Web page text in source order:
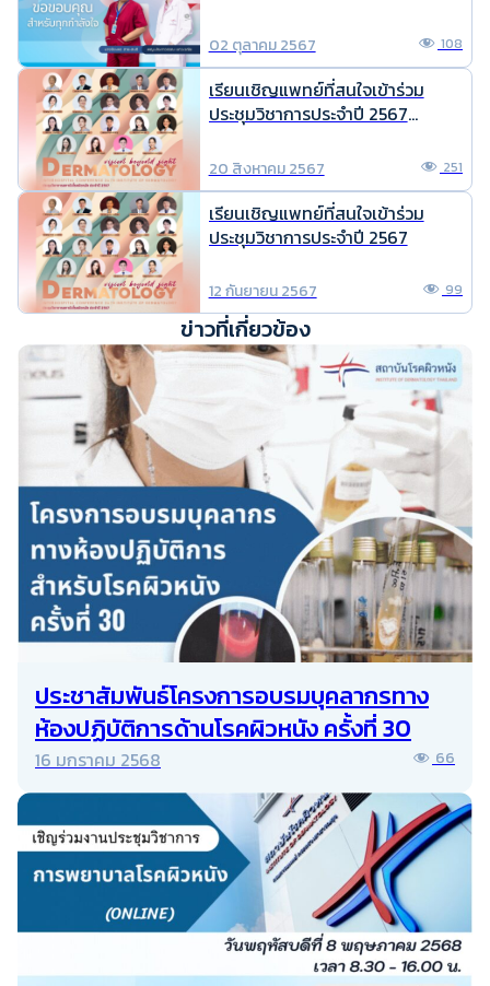
02 ตุลาคม 2567 108
เรียนเชิญแพทย์ที่สนใจเข้าร่วม
ประชุมวิชาการประจำปี 2567
sight
20 สิงหาคม 2567 251
เรียนเชิญแพทย์ที่สนใจเข้าร่วม
ประชุมวิชาการประจำปี 2567
12 กันยายน 2567 99
ข่าวที่เกี่ยวข้อง
ประชาสัมพันธ์โครงการอบรมบุคลากรทาง
ห้องปฏิบัติการด้านโรคผิวหนัง ครั้งที่ 30
16 มกราคม 2568 66